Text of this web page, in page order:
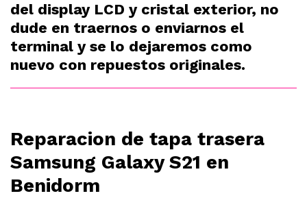
del display LCD y cristal exterior, no
dude en traernos o enviarnos el
terminal y se lo dejaremos como
nuevo con repuestos originales.
Reparacion de tapa trasera
Samsung Galaxy S21 en
Benidorm